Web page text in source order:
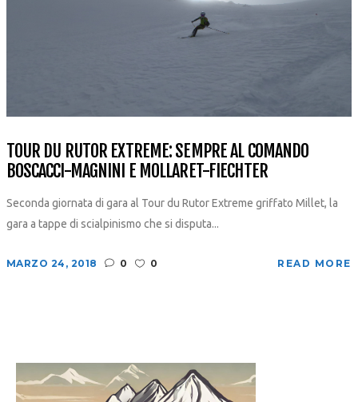
TOUR DU RUTOR EXTREME: SEMPRE AL COMANDO
BOSCACCI-MAGNINI E MOLLARET-FIECHTER
Seconda giornata di gara al Tour du Rutor Extreme griffato Millet, la
gara a tappe di scialpinismo che si disputa...
MARZO 24, 2018 0 0 READ MORE